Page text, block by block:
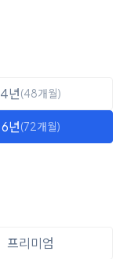
4년(48개월)
6년(72개월)
프리미엄